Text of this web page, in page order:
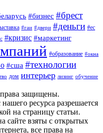
#бизнес #брест
#гаи #двери #деньги #ес
#кризис #маркетинг
#образование #окна
#сша #технологии
дом интерьер лизинг обучение
защищены.
ресурса разрешается
на страницу статьи.
сайте взяты с открытых
все права на